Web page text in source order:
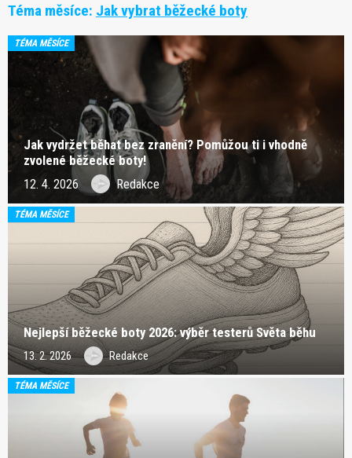
Téma měsíce: Jak vybrat běžecké boty
TÉMA MĚSÍCE
Jak vydržet běhat bez zranění? Pomůžou ti i vhodně
zvolené běžecké boty!
12. 4. 2026 Redakce
TÉMA MĚSÍCE
Nejlepší běžecké boty 2026: výběr testerů Světa běhu
13. 2. 2026 Redakce
TÉMA MĚSÍCE